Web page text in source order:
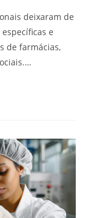
deixaram de
e
de farmácias,